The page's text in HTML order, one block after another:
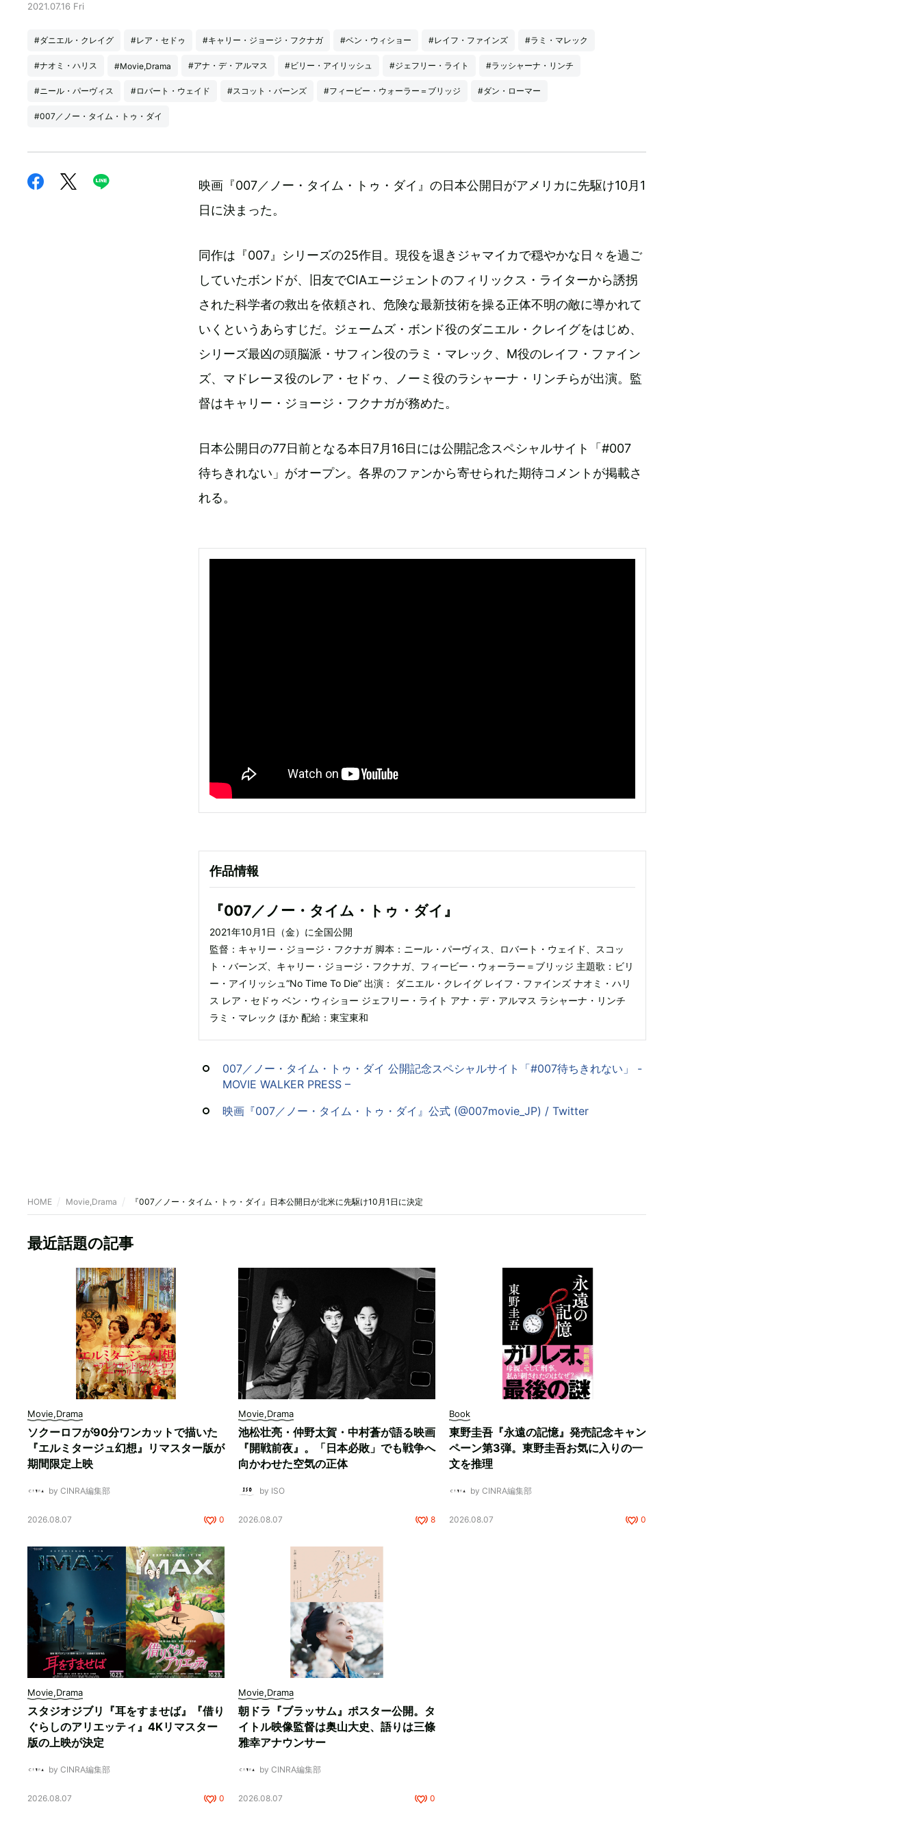
2021.07.16 Fri
#ダニエル・クレイグ #レア・セドゥ #キャリー・ジョージ・フクナガ #ベン・ウィショー #レイフ・ファインズ #ラミ・マレック
#ナオミ・ハリス #Movie,Drama #アナ・デ・アルマス #ビリー・アイリッシュ #ジェフリー・ライト #ラッシャーナ・リンチ
#ニール・パーヴィス #ロバート・ウェイド #スコット・バーンズ #フィービー・ウォーラー＝ブリッジ #ダン・ローマー
#007／ノー・タイム・トゥ・ダイ
映画『007／ノー・タイム・トゥ・ダイ』の日本公開日がアメリカに先駆け10月1
日に決まった。
同作は『007』シリーズの25作目。現役を退きジャマイカで穏やかな日々を過ご
していたボンドが、旧友でCIAエージェントのフィリックス・ライターから誘拐
された科学者の救出を依頼され、危険な最新技術を操る正体不明の敵に導かれて
いくというあらすじだ。ジェームズ・ボンド役のダニエル・クレイグをはじめ、
シリーズ最凶の頭脳派・サフィン役のラミ・マレック、M役のレイフ・ファイン
ズ、マドレーヌ役のレア・セドゥ、ノーミ役のラシャーナ・リンチらが出演。監
督はキャリー・ジョージ・フクナガが務めた。
日本公開日の77日前となる本日7月16日には公開記念スペシャルサイト「#007
待ちきれない」がオープン。各界のファンから寄せられた期待コメントが掲載さ
れる。
作品情報
『007／ノー・タイム・トゥ・ダイ』
2021年10月1日（金）に全国公開
監督：キャリー・ジョージ・フクナガ 脚本：ニール・パーヴィス、ロバート・ウェイド、スコッ
ト・バーンズ、キャリー・ジョージ・フクナガ、フィービー・ウォーラー＝ブリッジ 主題歌：ビリ
ー・アイリッシュ“No Time To Die” 出演： ダニエル・クレイグ レイフ・ファインズ ナオミ・ハリ
ス レア・セドゥ ベン・ウィショー ジェフリー・ライト アナ・デ・アルマス ラシャーナ・リンチ
ラミ・マレック ほか 配給：東宝東和
007／ノー・タイム・トゥ・ダイ 公開記念スペシャルサイト「#007待ちきれない」 -
MOVIE WALKER PRESS –
映画『007／ノー・タイム・トゥ・ダイ』公式 (@007movie_JP) / Twitter
HOME Movie,Drama 『007／ノー・タイム・トゥ・ダイ』日本公開日が北米に先駆け10月1日に決定
最近話題の記事
Movie,Drama
ソクーロフが90分ワンカットで描いた
『エルミタージュ幻想』リマスター版が
期間限定上映
by CINRA編集部
2026.08.07 0
Movie,Drama
池松壮亮・仲野太賀・中村蒼が語る映画
『開戦前夜』。「日本必敗」でも戦争へ
向かわせた空気の正体
by ISO
2026.08.07 8
Book
東野圭吾『永遠の記憶』発売記念キャン
ペーン第3弾。東野圭吾お気に入りの一
文を推理
by CINRA編集部
2026.08.07 0
Movie,Drama
スタジオジブリ『耳をすませば』『借り
ぐらしのアリエッティ』4Kリマスター
版の上映が決定
by CINRA編集部
2026.08.07 0
Movie,Drama
朝ドラ『ブラッサム』ポスター公開。タ
イトル映像監督は奥山大史、語りは三條
雅幸アナウンサー
by CINRA編集部
2026.08.07 0